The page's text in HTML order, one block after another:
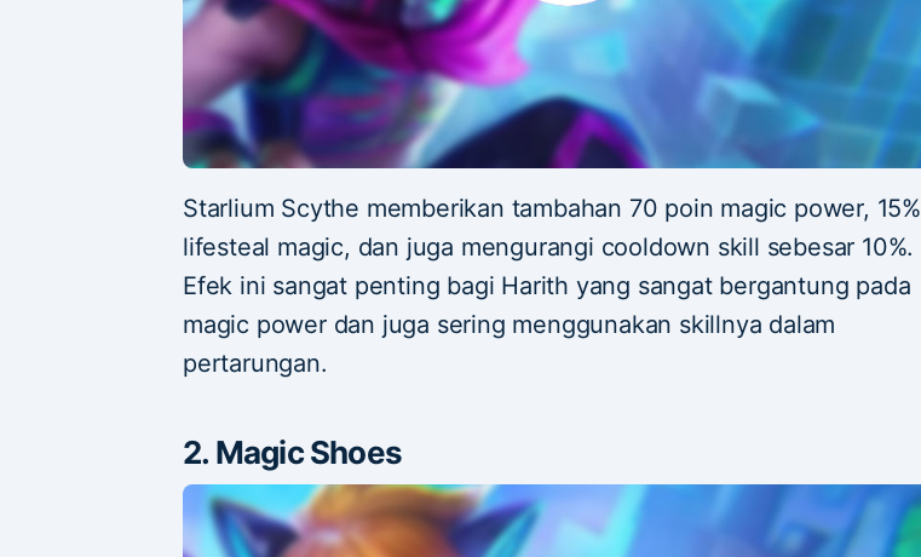
Starlium Scythe memberikan tambahan 70 poin magic power, 15%
lifesteal magic, dan juga mengurangi cooldown skill sebesar 10%.
Efek ini sangat penting bagi Harith yang sangat bergantung pada
magic power dan juga sering menggunakan skillnya dalam
pertarungan.
2. Magic Shoes